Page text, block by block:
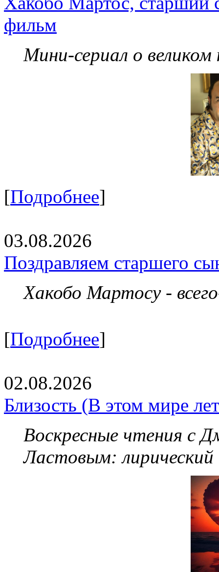
фильм
Мини-сериал о великом
[Подробнее]
03.08.2026
Поздравляем старшего
Хакобо Мартосу -
[Подробнее]
02.08.2026
Близость (В этом мире
Воскресные чтения с
Ластовым: